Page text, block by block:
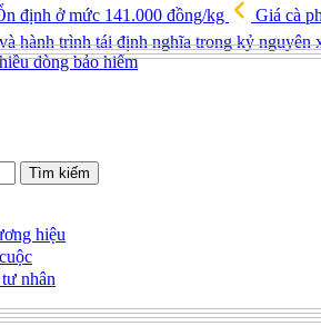
định ở mức 141.000 đồng/kg
Giá cà
hành trình tái định nghĩa trong kỷ nguyên
dòng bảo hiểm
Tìm kiếm
hiệu
nhân